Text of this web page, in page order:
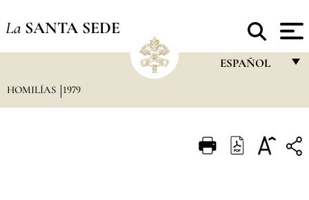
La SANTA SEDE
ESPAÑOL
ITALIANO
HOMILÍAS 1979